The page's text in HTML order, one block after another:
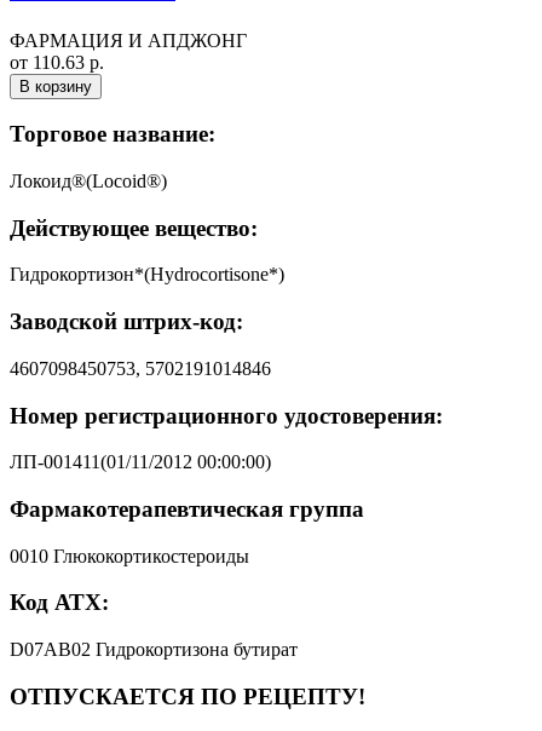
ФАРМАЦИЯ И АПДЖОНГ
от 110.63 р.
В корзину
Торговое название:
Локоид®(Locoid®)
Действующее вещество:
Гидрокортизон*(Hydrocortisone*)
Заводской штрих-код:
4607098450753, 5702191014846
Номер регистрационного удостоверения:
ЛП-001411(01/11/2012 00:00:00)
Фармакотерапевтическая группа
0010 Глюкокортикостероиды
Код АТХ:
D07AB02 Гидрокортизона бутират
ОТПУСКАЕТСЯ ПО РЕЦЕПТУ!